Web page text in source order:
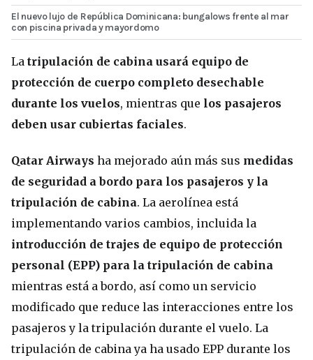
El nuevo lujo de República Dominicana: bungalows frente al mar
con piscina privada y mayordomo
La tripulación de cabina usará equipo de
protección de cuerpo completo desechable
durante los vuelos, mientras que los pasajeros
deben usar cubiertas faciales.
Qatar Airways ha mejorado aún más sus medidas
de seguridad a bordo para los pasajeros y la
tripulación de cabina. La aerolínea está
implementando varios cambios, incluida la
introducción de trajes de equipo de protección
personal (EPP) para la tripulación de cabina
mientras está a bordo, así como un servicio
modificado que reduce las interacciones entre los
pasajeros y la tripulación durante el vuelo. La
tripulación de cabina ya ha usado EPP durante los